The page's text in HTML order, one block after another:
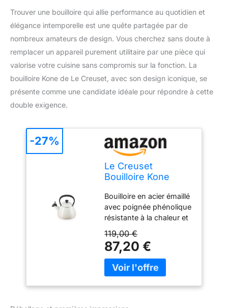
Trouver une bouilloire qui allie performance au quotidien et
élégance intemporelle est une quête partagée par de
nombreux amateurs de design. Vous cherchez sans doute à
remplacer un appareil purement utilitaire par une pièce qui
valorise votre cuisine sans compromis sur la fonction. La
bouilloire Kone de Le Creuset, avec son design iconique, se
présente comme une candidate idéale pour répondre à cette
double exigence.
Le Creuset
Bouilloire Kone
avec Sifflement,
Acier Émaillé, 1,6 L,
Meringue,
40101027160000
Bouilloire en acier émaillé
avec poignée phénolique
résistante à la chaleur et
jusqu'à 3 tasses Montée
en température rapide et
efficace de l'eau grâce à
une construction en
119,00 €
87,20 €
-27%